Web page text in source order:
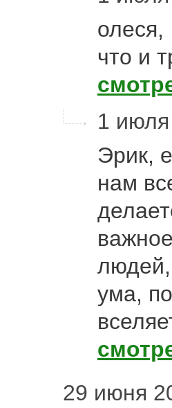
олеся,
что и
1
Эрик,
нам
людей,
ума,
29 июня